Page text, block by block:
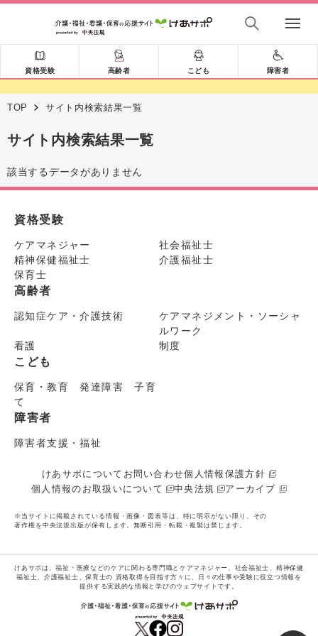
資格受験 高齢者 こども 障害者
TOP サイト内検索結果一覧
サイト内検索結果一覧
該当するデータがありません
資格受験
ケアマネジャー
社会福祉士
精神保健福祉士
介護福祉士
保育士
高齢者
認知症ケア・介護技術
ケアマネジメント・ソーシャ
ルワーク
看護
制度
こども
保育・教育 発達障害 子育
て
障害者
障害者支援・福祉
けあサポについて お問い合わせ個人情報保護方針
個人情報のお取扱いについて
中央法規 アーカイブ
※当サイトに掲載されている情報・画像・図表等は、特に明示がない限り、その
著作権を中央法規出版が保有します。無断引用・転載・複製は禁じます。
けあサポは、福祉・医療などのケアに関わる専門職とケアマネジャー、社会福祉士、精神保健
福祉士、介護福祉士、保育士の 資格取得を目指す方々に、日々の仕事や受験に役立つ情報を
提供する実践的な情報と学びのウェブサイトです。